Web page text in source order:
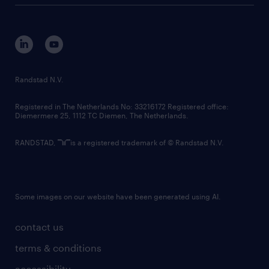
corporate governance
randstad innovation fund
country websites
contact us
terms & conditions
Randstad N.V.
Registered in The Netherlands No: 33216172 Registered office:
Diemermere 25, 1112 TC Diemen, The Netherlands.
RANDSTAD, is a registered trademark of © Randstad N.V.
Some images on our website have been generated using AI.